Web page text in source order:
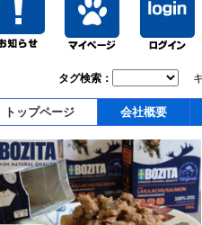
タグ検索：
トップページ 会社概要